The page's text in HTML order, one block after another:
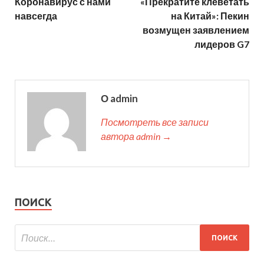
навсегда
на Китай»: Пекин
возмущен заявлением
лидеров G7
О admin
Посмотреть все записи
автора admin →
ПОИСК